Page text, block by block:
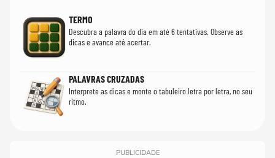
TERMO
Descubra a palavra do dia em até 6 tentativas. Observe as
dicas e avance até acertar.
PALAVRAS CRUZADAS
Interprete as dicas e monte o tabuleiro letra por letra, no seu
ritmo.
PUBLICIDADE